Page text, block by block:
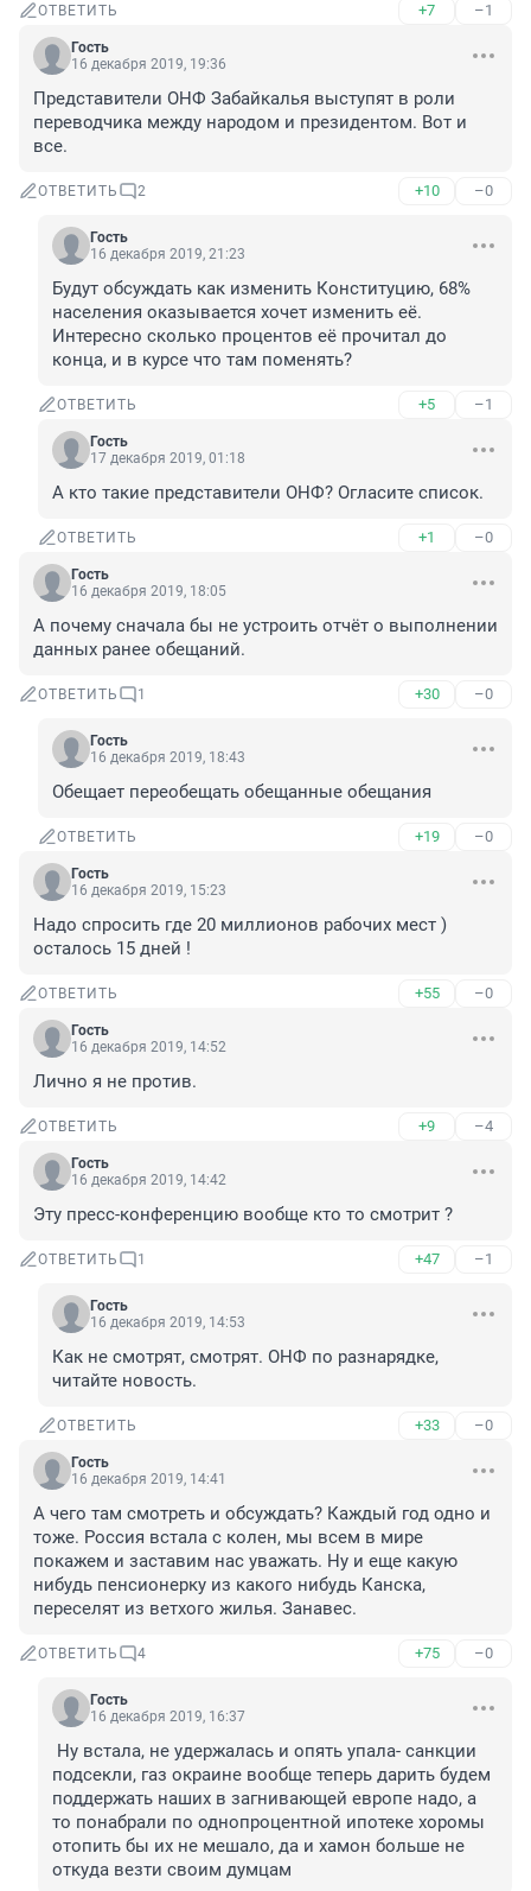
ОТВЕТИТЬ +7 –1
Гость
16 декабря 2019, 19:36
Представители ОНФ Забайкалья выступят в роли
переводчика между народом и президентом. Вот и
все.
ОТВЕТИТЬ 2 +10 –0
Гость
16 декабря 2019, 21:23
Будут обсуждать как изменить Конституцию, 68%
населения оказывается хочет изменить её.
Интересно сколько процентов её прочитал до
конца, и в курсе что там поменять?
ОТВЕТИТЬ +5 –1
Гость
17 декабря 2019, 01:18
А кто такие представители ОНФ? Огласите список.
ОТВЕТИТЬ +1 –0
Гость
16 декабря 2019, 18:05
А почему сначала бы не устроить отчёт о выполнении
данных ранее обещаний.
ОТВЕТИТЬ 1 +30 –0
Гость
16 декабря 2019, 18:43
Обещает переобещать обещанные обещания
ОТВЕТИТЬ +19 –0
Гость
16 декабря 2019, 15:23
Надо спросить где 20 миллионов рабочих мест )
осталось 15 дней !
ОТВЕТИТЬ +55 –0
Гость
16 декабря 2019, 14:52
Лично я не против.
ОТВЕТИТЬ +9 –4
Гость
16 декабря 2019, 14:42
Эту пресс-конференцию вообще кто то смотрит ?
ОТВЕТИТЬ 1 +47 –1
Гость
16 декабря 2019, 14:53
Как не смотрят, смотрят. ОНФ по разнарядке,
читайте новость.
ОТВЕТИТЬ +33 –0
Гость
16 декабря 2019, 14:41
А чего там смотреть и обсуждать? Каждый год одно и
тоже. Россия встала с колен, мы всем в мире
покажем и заставим нас уважать. Ну и еще какую
нибудь пенсионерку из какого нибудь Канска,
переселят из ветхого жилья. Занавес.
ОТВЕТИТЬ 4 +75 –0
Гость
16 декабря 2019, 16:37
Ну встала, не удержалась и опять упала- санкции
подсекли, газ окраине вообще теперь дарить будем
поддержать наших в загнивающей европе надо, а
то понабрали по однопроцентной ипотеке хоромы
отопить бы их не мешало, да и хамон больше не
откуда везти своим думцам